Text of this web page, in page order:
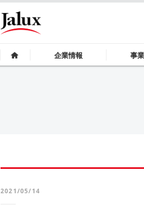
企業情報 事
2021/05/14